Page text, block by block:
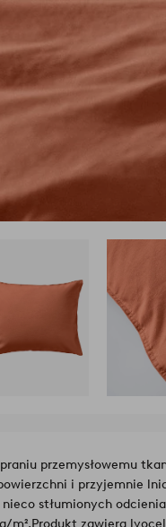
przemysłowemu
i przyjemnie
stłumionych
m².Produkt zawiera